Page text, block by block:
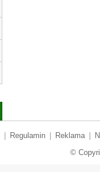
Regulamin Reklama
©